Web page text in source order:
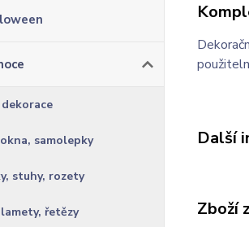
samolepky
stuhy, rozety
řetězy
Další
Zboží